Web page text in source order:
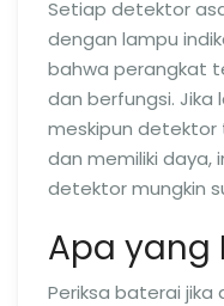
Setiap detektor
dengan lampu
bahwa perangkat
dan berfungsi. Jika
meskipun
dan memiliki daya,
detektor mungkin
Apa yang
Periksa baterai